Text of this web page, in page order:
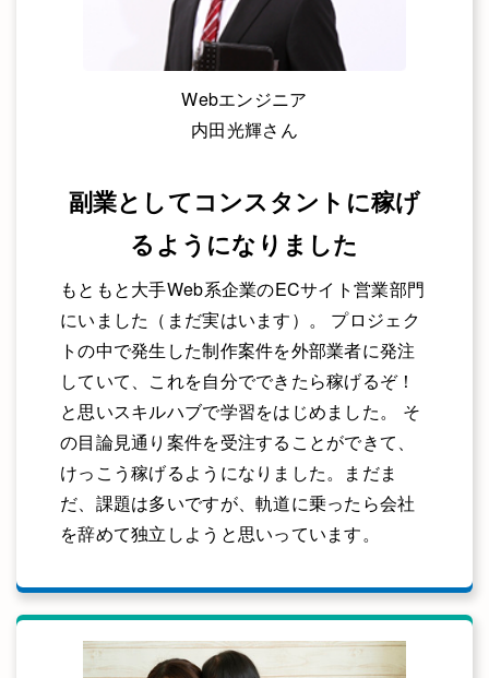
Webエンジニア
内田光輝さん
副業としてコンスタントに稼げ
るようになりました
もともと大手Web系企業のECサイト営業部門
にいました（まだ実はいます）。 プロジェク
トの中で発生した制作案件を外部業者に発注
していて、これを自分でできたら稼げるぞ！
と思いスキルハブで学習をはじめました。 そ
の目論見通り案件を受注することができて、
けっこう稼げるようになりました。まだま
だ、課題は多いですが、軌道に乗ったら会社
を辞めて独立しようと思いっています。